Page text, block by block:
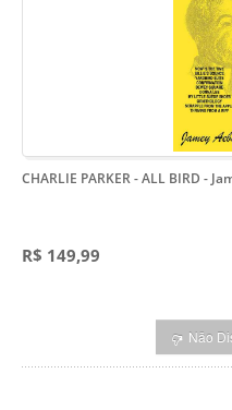
CHARLIE PARKER - ALL BIRD -
R$ 149,99
Não